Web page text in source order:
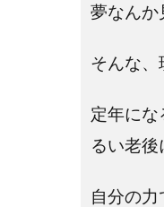
夢なんか
そんな、
定年にな
るい老後
自分の力